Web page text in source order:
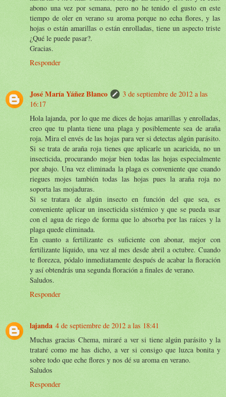
abono una vez por semana, pero no he tenido el gusto en este
tiempo de oler en verano su aroma porque no echa flores, y las
hojas o están amarillas o están enrolladas, tiene un aspecto triste
¿Qué le puede pasar?.
Gracias.
Responder
José María Yáñez Blanco
3 de septiembre de 2012 a las
16:17
Hola lajanda, por lo que me dices de hojas amarillas y enrolladas,
creo que tu planta tiene una plaga y posiblemente sea de araña
roja. Mira el envés de las hojas para ver si detectas algún parásito.
Si se trata de araña roja tienes que aplicarle un acaricida, no un
insecticida, procurando mojar bien todas las hojas especialmente
por abajo. Una vez eliminada la plaga es conveniente que cuando
riegues mojes también todas las hojas pues la araña roja no
soporta las mojaduras.
Si se tratara de algún insecto en función del que sea, es
conveniente aplicar un insecticida sistémico y que se pueda usar
con el agua de riego de forma que lo absorba por las raíces y la
plaga quede eliminada.
En cuanto a fertilizante es suficiente con abonar, mejor con
fertilizante líquido, una vez al mes desde abril a octubre. Cuando
te florezca, pódalo inmediatamente después de acabar la floración
y así obtendrás una segunda floración a finales de verano.
Saludos.
Responder
lajanda 4 de septiembre de 2012 a las 18:41
Muchas gracias Chema, miraré a ver si tiene algún parásito y la
trataré como me has dicho, a ver si consigo que luzca bonita y
sobre todo que eche flores y nos dé su aroma en verano.
Saludos
Responder